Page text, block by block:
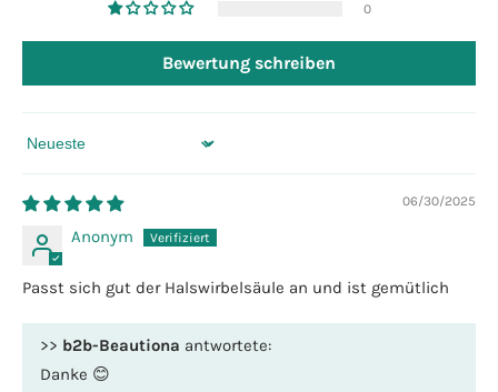
0
Bewertung schreiben
Sort by
06/30/2025
Anonym
Passt sich gut der Halswirbelsäule an und ist gemütlich
>> b2b-Beautiona antwortete:
Danke 😊